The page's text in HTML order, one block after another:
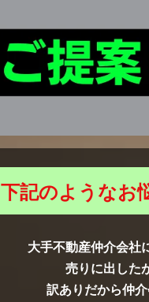
下記のようなお
大手不動産仲介会社
売りに出した
訳ありだから仲介